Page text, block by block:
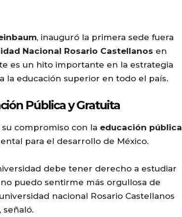
, inauguró la primera sede fuera
Nacional Rosario Castellanos en
es un hito importante en la estrategia
la educación superior en todo el país.
Pública y Gratuita
compromiso con la educación pública
para el desarrollo de México.
debe tener derecho a estudiar
puedo sentirme más orgullosa de
nacional Rosario Castellanos
señaló.